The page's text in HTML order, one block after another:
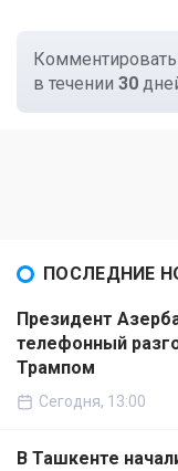
в течении 30
ПОСЛЕДНИЕ
Президент
телефонный
Трампом
Сегодня, 13:00
В Ташкенте